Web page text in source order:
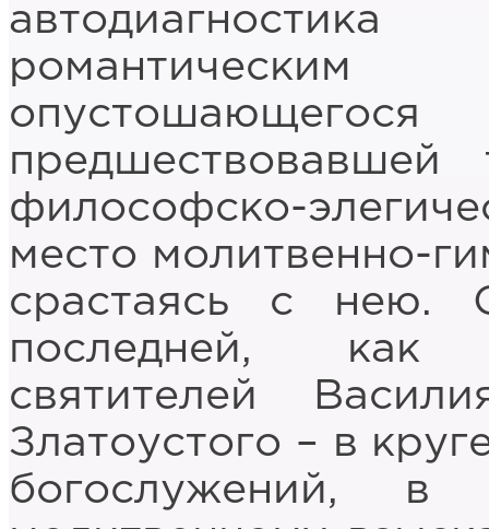
предшествовавшей
философско-
место молитвенно-
срастаясь с нею.
последней, как
святителей
Златоустого – в
богослужений,